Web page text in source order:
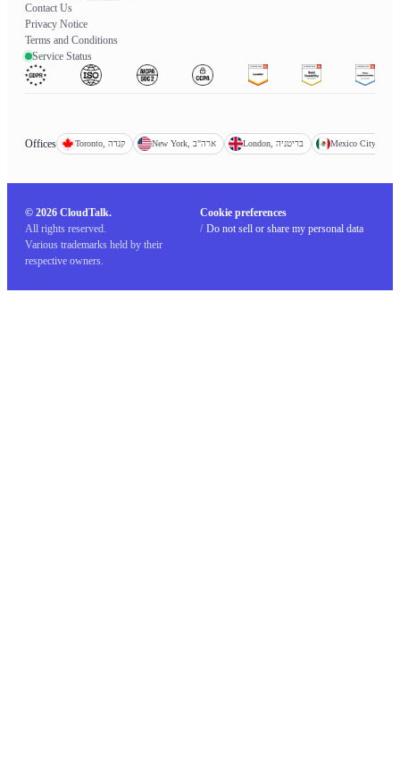
Contact Us
Privacy Notice
Terms and Conditions
Service Status
Offices Toronto, קנדה New York, ארה"ב London, בריטניה
© 2026 CloudTalk.
All rights reserved.
Various trademarks held by their
respective owners.
Cookie preferences
/ Do not sell or share my personal data